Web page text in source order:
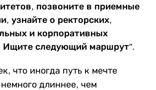
позвоните в приемные
узнайте о ректорских,
и корпоративных
Ищите следующий маршрут".
что иногда путь к мечте
длиннее, чем